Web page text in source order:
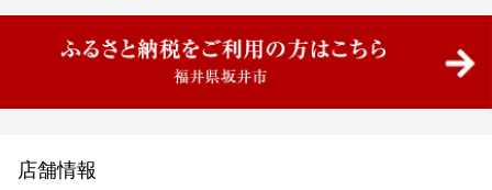
店舗情報